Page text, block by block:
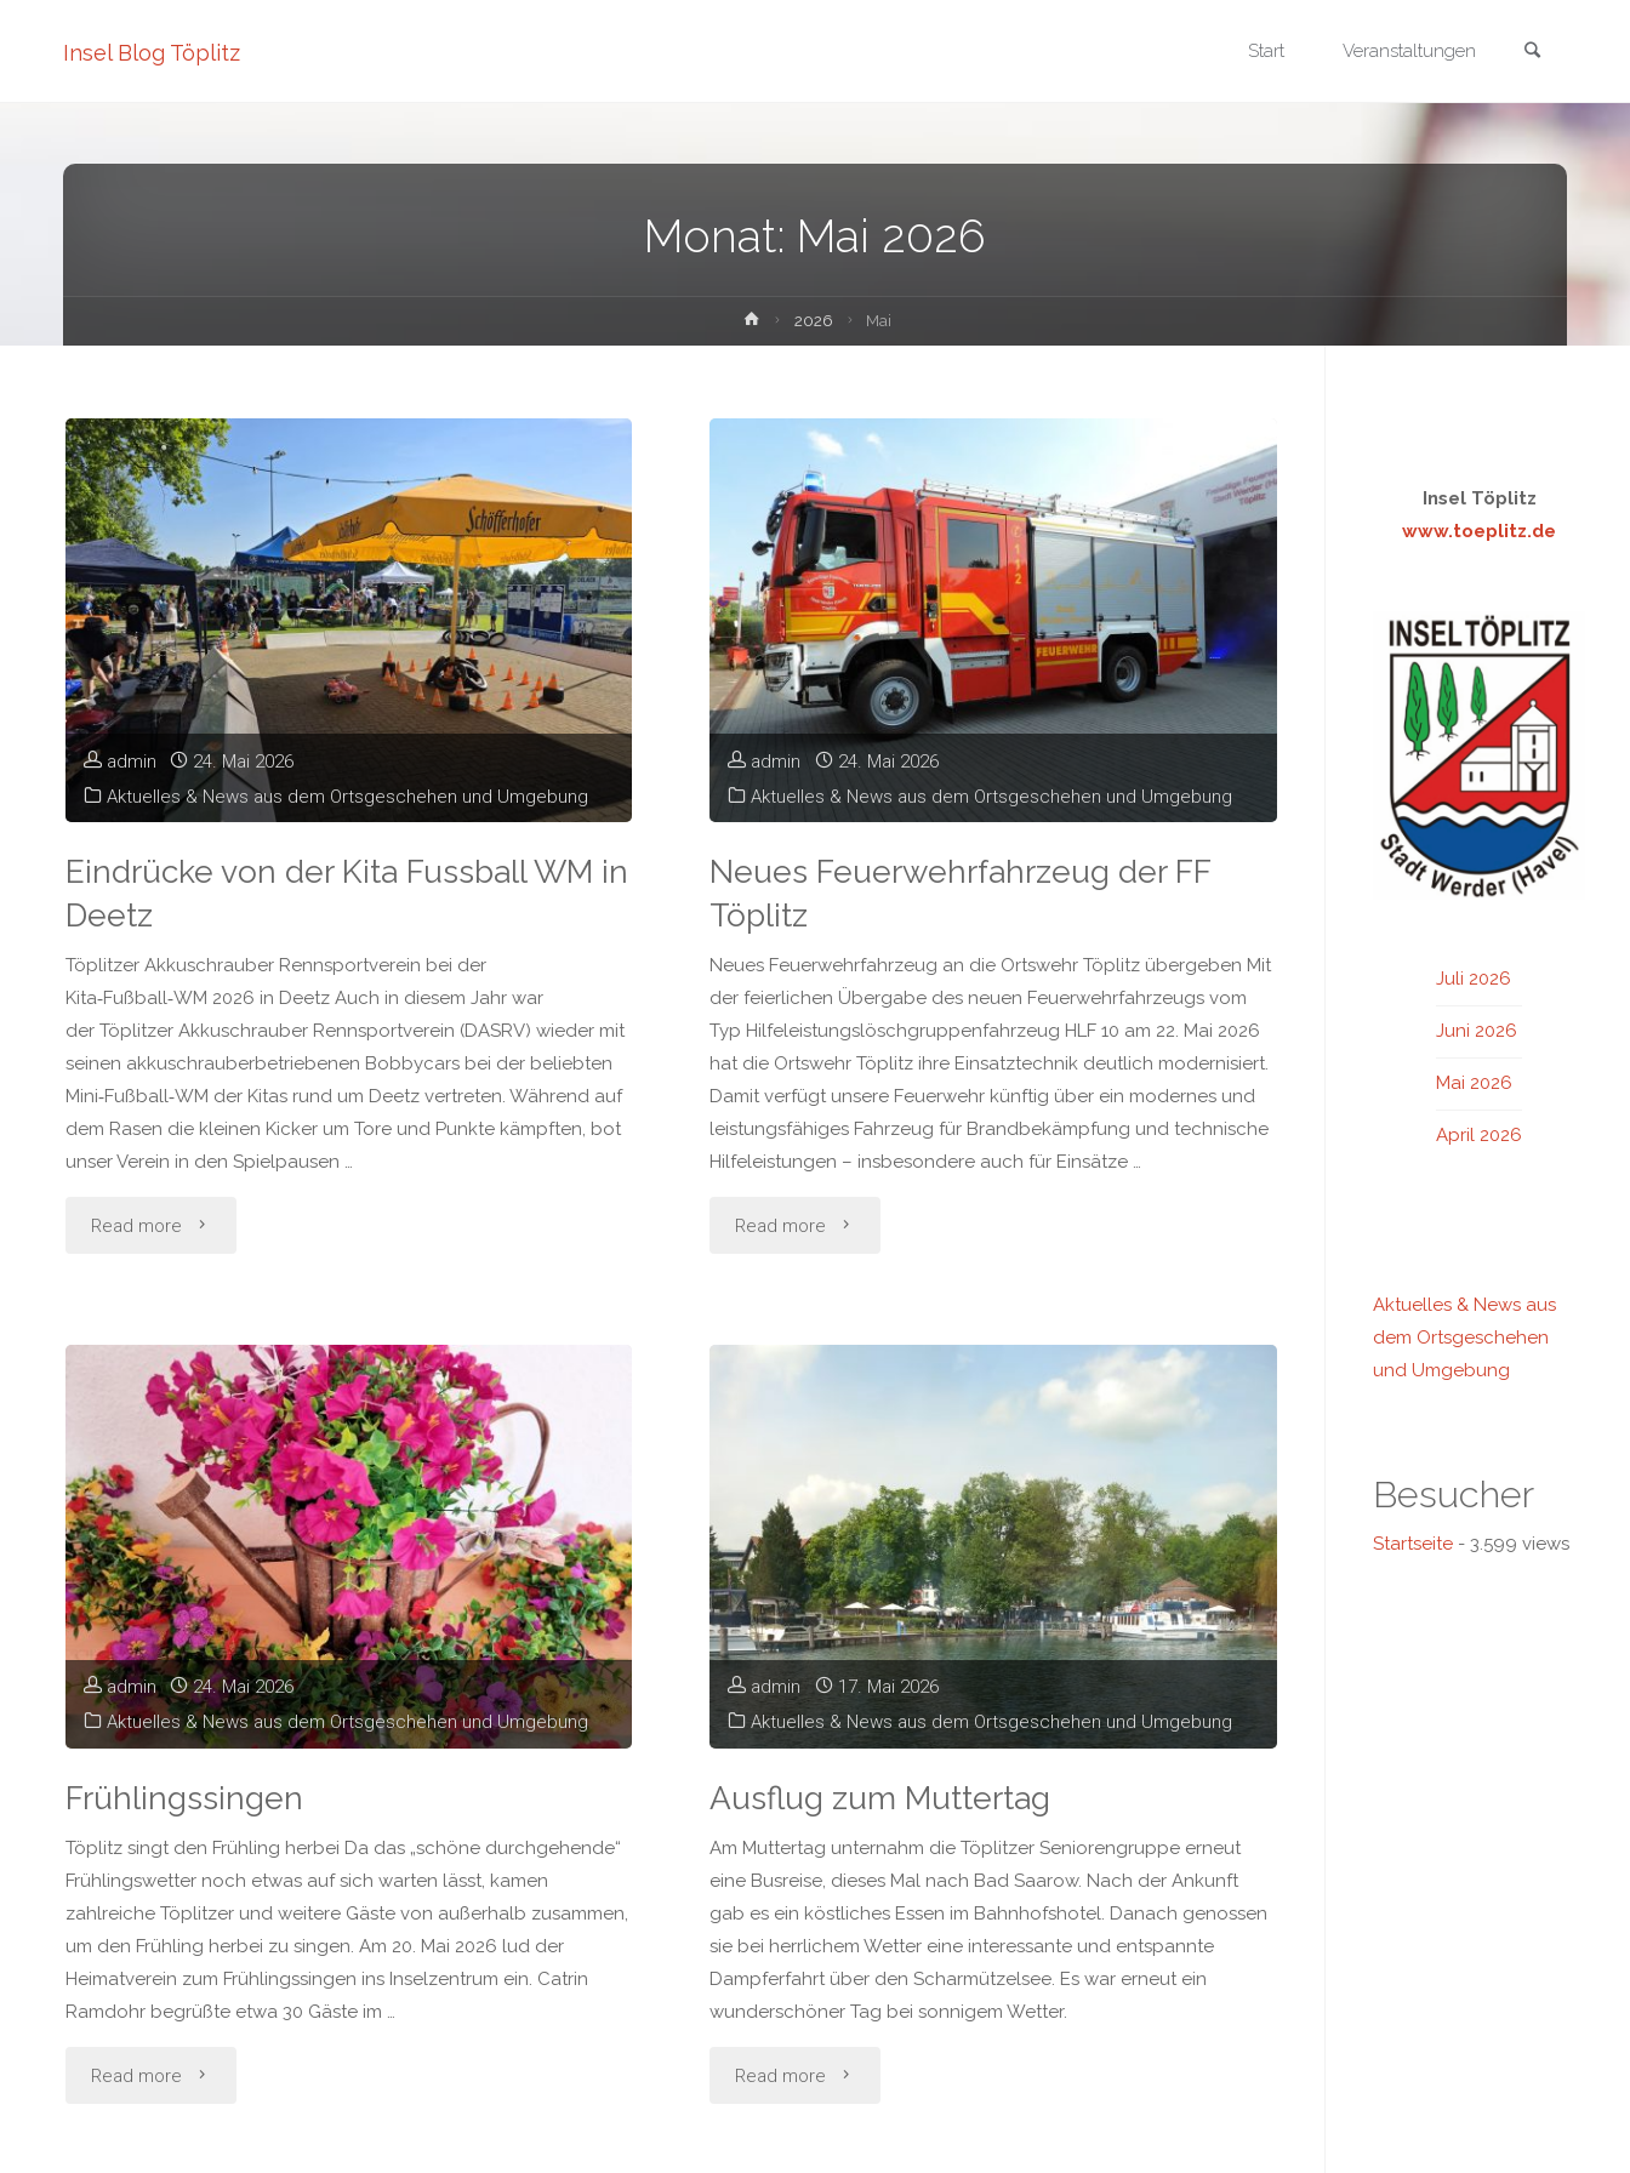
Insel Blog Töplitz Start Veranstaltungen
Monat: Mai 2026
Home2026 Mai
admin
24. Mai 2026
Aktuelles & News aus dem Ortsgeschehen und Umgebung
Eindrücke von der Kita Fussball WM in
Deetz
Töplitzer Akkuschrauber Rennsportverein bei der
Kita‑Fußball‑WM 2026 in Deetz Auch in diesem Jahr war
der Töplitzer Akkuschrauber Rennsportverein (DASRV) wieder mit
seinen akkuschrauberbetriebenen Bobbycars bei der beliebten
Mini‑Fußball‑WM der Kitas rund um Deetz vertreten. Während auf
dem Rasen die kleinen Kicker um Tore und Punkte kämpften, bot
unser Verein in den Spielpausen …
Read more "Eindrücke
Kita
Fussball
WM
in
Deetz"
admin
24. Mai 2026
Aktuelles & News aus dem Ortsgeschehen und Umgebung
Neues Feuerwehrfahrzeug der FF
Töplitz
Neues Feuerwehrfahrzeug an die Ortswehr Töplitz übergeben Mit
der feierlichen Übergabe des neuen Feuerwehrfahrzeugs vom
Typ Hilfeleistungslöschgruppenfahrzeug HLF 10 am 22. Mai 2026
hat die Ortswehr Töplitz ihre Einsatztechnik deutlich modernisiert.
Damit verfügt unsere Feuerwehr künftig über ein modernes und
leistungsfähiges Fahrzeug für Brandbekämpfung und technische
Hilfeleistungen – insbesondere auch für Einsätze …
Read more "Neues
admin
24. Mai 2026
Aktuelles & News aus dem Ortsgeschehen und Umgebung
Frühlingssingen
Töplitz singt den Frühling herbei Da das „schöne durchgehende“
Frühlingswetter noch etwas auf sich warten lässt, kamen
zahlreiche Töplitzer und weitere Gäste von außerhalb zusammen,
um den Frühling herbei zu singen. Am 20. Mai 2026 lud der
Heimatverein zum Frühlingssingen ins Inselzentrum ein. Catrin
Ramdohr begrüßte etwa 30 Gäste im …
Read more "Frühlingssingen"
admin
17. Mai 2026
Aktuelles & News aus dem Ortsgeschehen und Umgebung
Ausflug zum Muttertag
Am Muttertag unternahm die Töplitzer Seniorengruppe erneut
eine Busreise, dieses Mal nach Bad Saarow. Nach der Ankunft
gab es ein köstliches Essen im Bahnhofshotel. Danach genossen
sie bei herrlichem Wetter eine interessante und entspannte
Dampferfahrt über den Scharmützelsee. Es war erneut ein
wunderschöner Tag bei sonnigem Wetter.
Read more "Ausflug
Insel Töplitz
www.toeplitz.de
Juli 2026
Juni 2026
Mai 2026
April 2026
Aktuelles & News aus
dem Ortsgeschehen
und Umgebung
Besucher
Startseite - 3.599 views